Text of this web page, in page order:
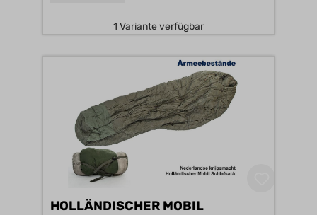
1 Variante verfügbar
HOLLÄNDISCHER MOBIL